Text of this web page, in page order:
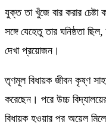
যুক্ত তা খুঁজে বার করার
সঙ্গে যেহেতু তার ঘনিষ্ঠতা
দেখা প্রয়োজন।
তৃণমূল বিধায়ক জীবন কৃষ্ণ সাহা
করেছেন। পরে উচ্চ
বিধায়ক হওয়ার পর অয়েল